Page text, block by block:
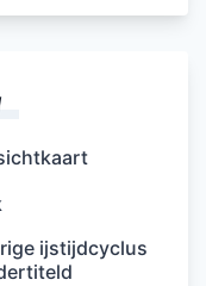
ijstijdcyclus